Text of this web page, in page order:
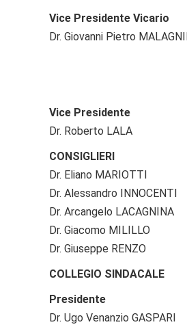
Vice Presidente Vicario
Dr. Giovanni Pietro
Vice Presidente
Dr. Roberto LALA
CONSIGLIERI
Dr. Eliano MARIOTTI
Dr. Alessandro INNOCENTI
Dr. Arcangelo LACAGNINA
Dr. Giacomo MILILLO
Dr. Giuseppe RENZO
COLLEGIO SINDACALE
Presidente
Dr. Ugo Venanzio GASPARI